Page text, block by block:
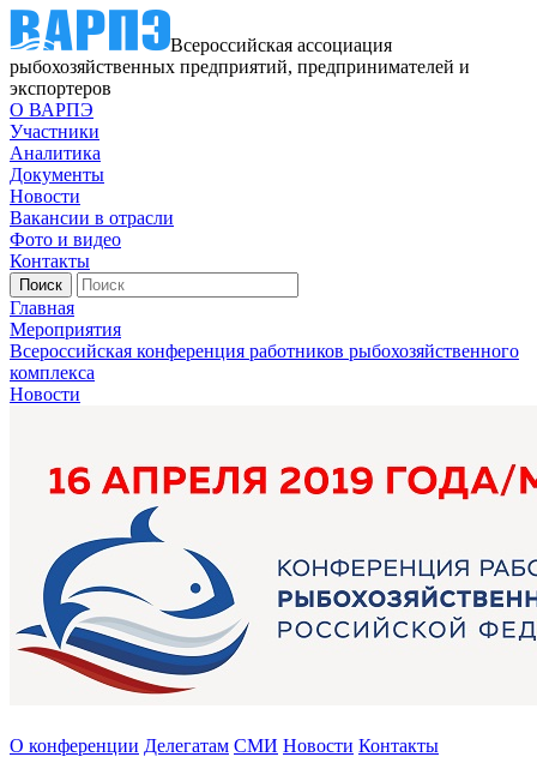
Всероссийская ассоциация
рыбохозяйственных предприятий, предпринимателей и
экспортеров
О ВАРПЭ
Участники
Аналитика
Документы
Новости
Вакансии в отрасли
Фото и видео
Контакты
Главная
Мероприятия
Всероссийская конференция работников рыбохозяйственного
комплекса
Новости
О конференции Делегатам СМИ Новости Контакты